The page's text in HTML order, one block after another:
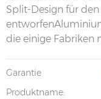
Split-Design für
die einige Fabriken
Garantie
Produktname: